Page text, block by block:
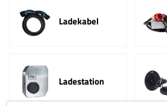
Ladekabel
Ladestation